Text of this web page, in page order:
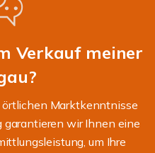
Verkauf meiner
örtlichen Marktkenntnisse
garantieren wir Ihnen eine
um Ihre